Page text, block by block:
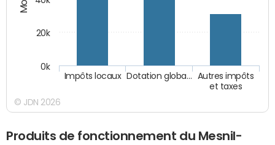
Autres impôts
et taxes
Dotation globa…
Impôts locaux
0k
20k
© JDN 2026
Produits de fonctionnement du Mesnil-